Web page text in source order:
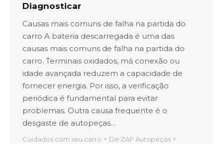
Diagnosticar
Causas mais comuns de falha na partida do
carro A bateria descarregada é uma das
causas mais comuns de falha na partida do
carro. Terminais oxidados, má conexão ou
idade avançada reduzem a capacidade de
fornecer energia. Por isso, a verificação
periódica é fundamental para evitar
problemas. Outra causa frequente é o
desgaste de autopeças…
Cuidados com seu carro De ZAP Autopeças